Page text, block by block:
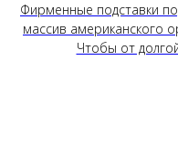
Фирменные подставки
массив американского
Чтобы от